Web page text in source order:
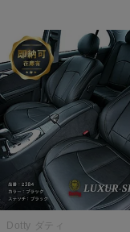
Dotty ダティ